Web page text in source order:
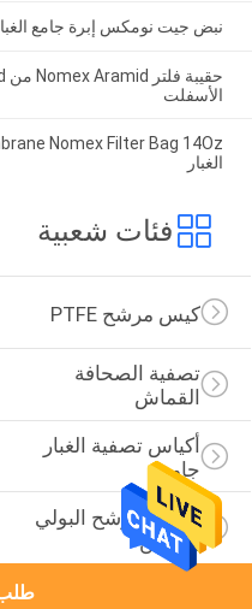
نبض جيت نومكس إبرة جامع الغبار 16 أوقية لفرن
الأسفلت
الغبار
فئات شعبية
كيس مرشح PTFE
تصفية الصحافة
القماش
أكياس تصفية الغبار
جامع
قماش مرشح البولي
بروبلين